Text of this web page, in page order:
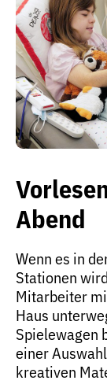
Abend
Wenn es in
Stationen
Mitarbeiter
Haus
Spielewagen
einer
kreativen